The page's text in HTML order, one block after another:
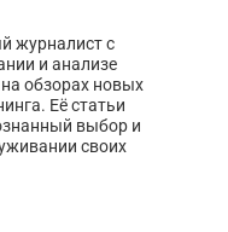
журналист с
и анализе
обзорах новых
Её статьи
выбор и
своих